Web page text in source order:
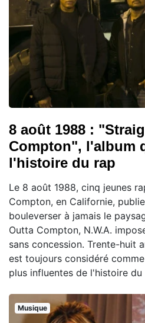
8 août 1988 :
Compton", l'album
l'histoire du rap
Le 8 août 1988, cinq jeunes
Compton, en Californie,
bouleverser à jamais le
Outta Compton, N.W.A.
sans concession. Trente-huit
est toujours considéré
plus influentes de l'histoire du
Musique